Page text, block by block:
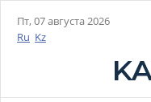
Пт, 07 августа 2026
Ru Kz